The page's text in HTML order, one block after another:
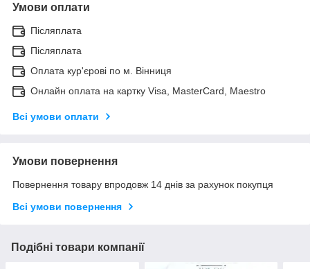
Умови оплати
Післяплата
Післяплата
Оплата кур'єрові по м. Вінниця
Онлайн оплата на картку Visa, MasterCard, Maestro
Всі умови оплати
Умови повернення
Повернення товару впродовж 14 днів за рахунок покупця
Всі умови повернення
Подібні товари компанії